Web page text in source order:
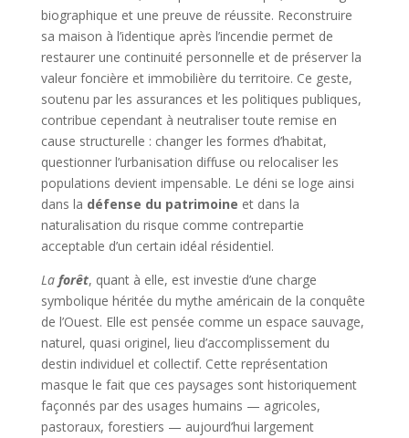
biographique et une preuve de réussite. Reconstruire
sa maison à l’identique après l’incendie permet de
restaurer une continuité personnelle et de préserver la
valeur foncière et immobilière du territoire. Ce geste,
soutenu par les assurances et les politiques publiques,
contribue cependant à neutraliser toute remise en
cause structurelle : changer les formes d’habitat,
questionner l’urbanisation diffuse ou relocaliser les
populations devient impensable. Le déni se loge ainsi
dans la défense du patrimoine et dans la
naturalisation du risque comme contrepartie
acceptable d’un certain idéal résidentiel.
La forêt, quant à elle, est investie d’une charge
symbolique héritée du mythe américain de la conquête
de l’Ouest. Elle est pensée comme un espace sauvage,
naturel, quasi originel, lieu d’accomplissement du
destin individuel et collectif. Cette représentation
masque le fait que ces paysages sont historiquement
façonnés par des usages humains — agricoles,
pastoraux, forestiers — aujourd’hui largement